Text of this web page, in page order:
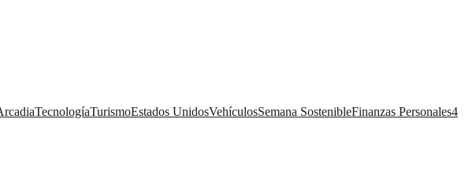
TecnologíaTurismoEstados UnidosVehículosSemana SostenibleFinanzas Personales4